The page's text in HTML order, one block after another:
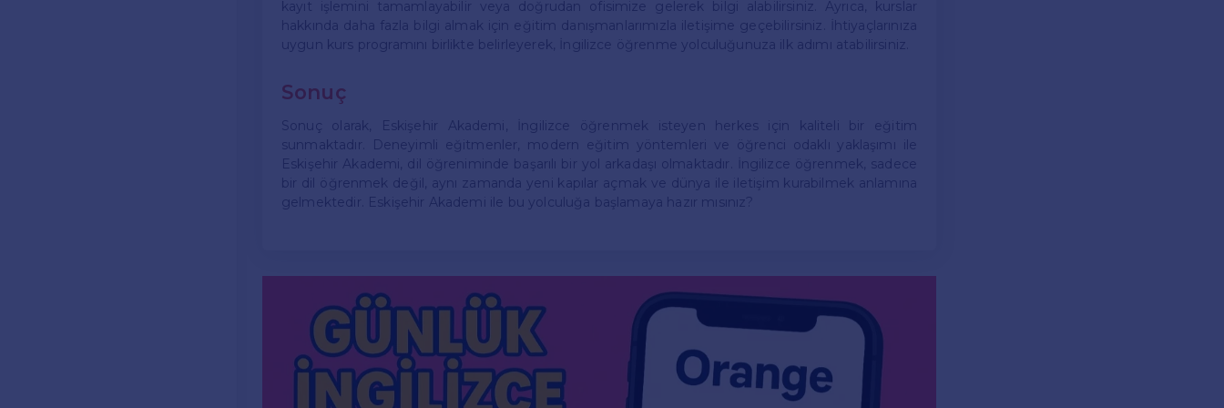
kayıt işlemini tamamlayabilir veya doğrudan ofisimize gelerek bilgi alabilirsiniz. Ayrıca, kurslar
hakkında daha fazla bilgi almak için eğitim danışmanlarımızla iletişime geçebilirsiniz. İhtiyaçlarınıza
uygun kurs programını birlikte belirleyerek, İngilizce öğrenme yolculuğunuza ilk adımı atabilirsiniz.
Sonuç
Sonuç olarak, Eskişehir Akademi, İngilizce öğrenmek isteyen herkes için kaliteli bir eğitim
sunmaktadır. Deneyimli eğitmenler, modern eğitim yöntemleri ve öğrenci odaklı yaklaşımı ile
Eskişehir Akademi, dil öğreniminde başarılı bir yol arkadaşı olmaktadır. İngilizce öğrenmek, sadece
bir dil öğrenmek değil, aynı zamanda yeni kapılar açmak ve dünya ile iletişim kurabilmek anlamına
gelmektedir. Eskişehir Akademi ile bu yolculuğa başlamaya hazır mısınız?